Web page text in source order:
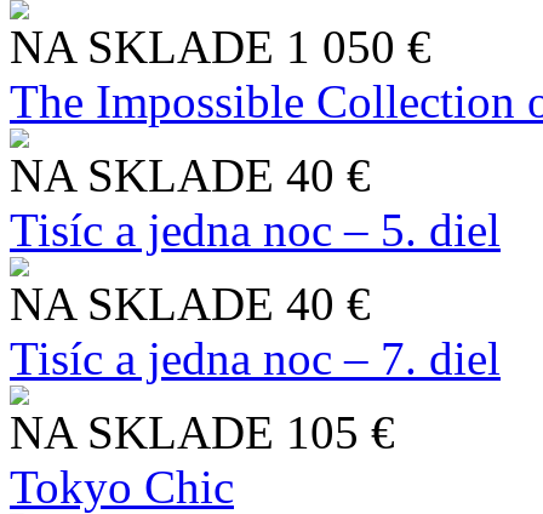
NA SKLADE 1 050 €
The Impossible Collection
NA SKLADE 40 €
Tisíc a jedna noc – 5. diel
NA SKLADE 40 €
Tisíc a jedna noc – 7. diel
NA SKLADE 105 €
Tokyo Chic